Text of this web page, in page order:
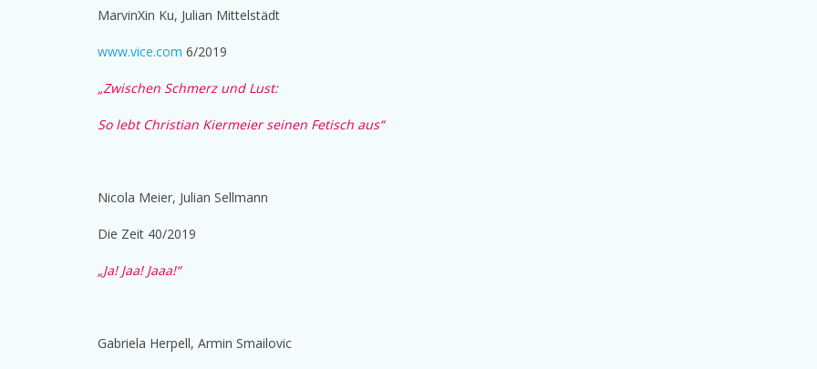
MarvinXin Ku, Julian Mittelstädt
www.vice.com 6/2019
„Zwischen Schmerz und Lust:
So lebt Christian Kiermeier seinen Fetisch aus“
Nicola Meier, Julian Sellmann
Die Zeit 40/2019
„Ja! Jaa! Jaaa!“
Gabriela Herpell, Armin Smailovic